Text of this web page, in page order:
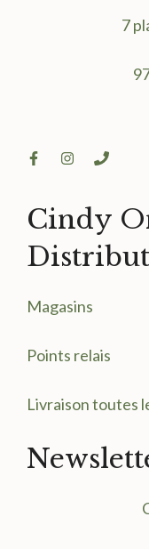
7
Cindy
Magasins
Points relais
Livraison toutes